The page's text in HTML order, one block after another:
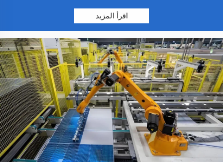
اقرأ المزيد